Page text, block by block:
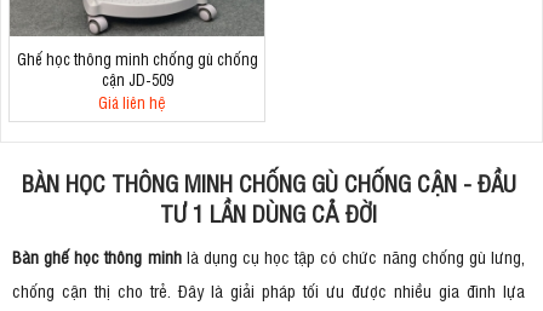
Ghế học thông minh chống gù chống
cận JD-509
Giá liên hệ
BÀN HỌC THÔNG MINH CHỐNG GÙ CHỐNG CẬN - ĐẦU
TƯ 1 LẦN DÙNG CẢ ĐỜI
Bàn ghế học thông minhlà dụng cụ học tập có chức năng chống gù lưng,
chống cận thị cho trẻ. Đây là giải pháp tối ưu được nhiều gia đình lựa